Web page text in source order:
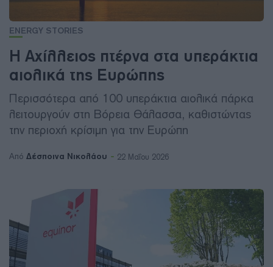
ENERGY STORIES
Η Αχίλλειος πτέρνα στα υπεράκτια
αιολικά της Ευρώπης
Περισσότερα από 100 υπεράκτια αιολικά πάρκα
λειτουργούν στη Βόρεια Θάλασσα, καθιστώντας
την περιοχή κρίσιμη για την Ευρώπη
Από Δέσποινα Νικολάου 22 Μαΐου 2026